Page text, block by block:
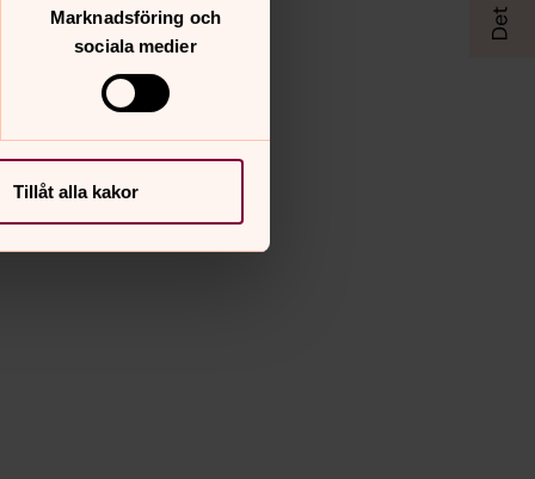
Marknadsföring och
sociala medier
Tillåt alla kakor